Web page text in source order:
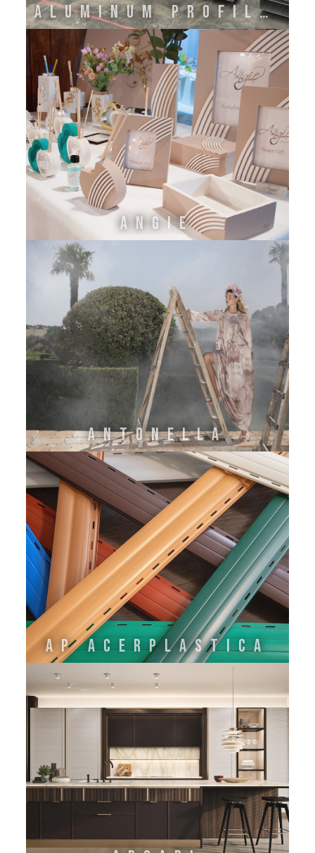
ALUMINUM PROFILE ITALY
ANGIE
ANTONELLA
AP ACERPLASTICA